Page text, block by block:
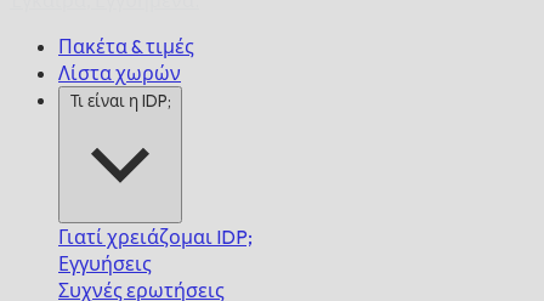
Πακέτα & τιμές
Λίστα χωρών
Τι είναι η IDP;
Γιατί χρειάζομαι IDP;
Εγγυήσεις
Συχνές ερωτήσεις